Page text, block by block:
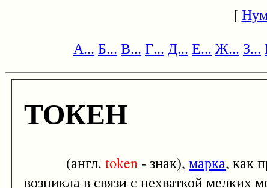
[
А... Б... В... Г... Д... Е... Ж... З...
ТОКЕН
(англ. token - знак), марка, как
возникла в связи с нехваткой мелких